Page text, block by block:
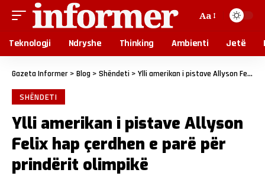
Aa
Teknologji Ndryshe Thinking Ambienti Jetë
Gazeta Informer > Blog > Shëndeti > Ylli amerikan i pistave Allyson Felix hap çerdhen e parë për prindërit olimpikë
SHËNDETI
Ylli amerikan i pistave Allyson
Felix hap çerdhen e parë për
prindërit olimpikë